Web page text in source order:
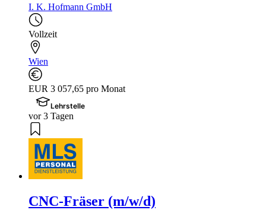
I. K. Hofmann GmbH
Vollzeit
Wien
EUR 3 057,65 pro Monat
Lehrstelle
vor 3 Tagen
CNC-Fräser (m/w/d)